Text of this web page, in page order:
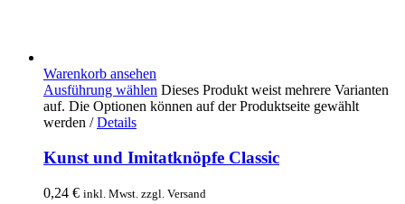
Warenkorb ansehen
Ausführung wählen Dieses Produkt weist mehrere Varianten
auf. Die Optionen können auf der Produktseite gewählt
werden / Details
Kunst und Imitatknöpfe Classic
0,24 € inkl. Mwst. zzgl. Versand